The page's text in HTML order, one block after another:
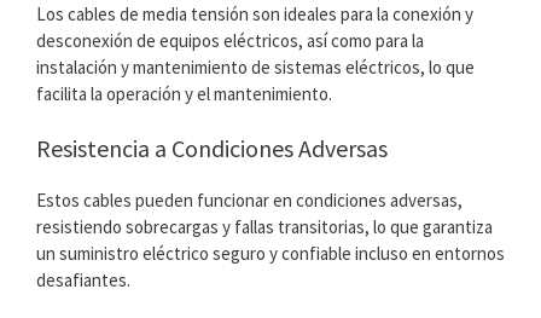
Los cables de media tensión son ideales para la conexión y
desconexión de equipos eléctricos, así como para la
instalación y mantenimiento de sistemas eléctricos, lo que
facilita la operación y el mantenimiento.
Resistencia a Condiciones Adversas
Estos cables pueden funcionar en condiciones adversas,
resistiendo sobrecargas y fallas transitorias, lo que garantiza
un suministro eléctrico seguro y confiable incluso en entornos
desafiantes.